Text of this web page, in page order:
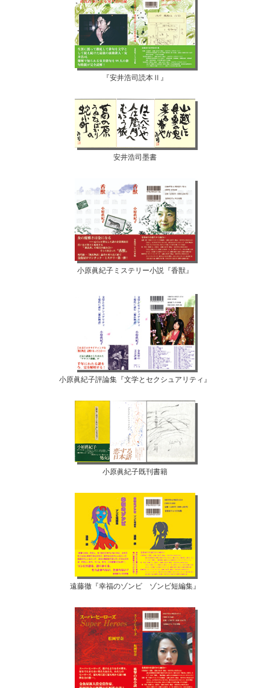
『安井浩司読本Ⅱ』
安井浩司墨書
小原眞紀子ミステリー小説『香獣』
小原眞紀子評論集『文学とセクシュアリティ』
小原眞紀子既刊書籍
遠藤徹『幸福のゾンビ ゾンビ短編集』